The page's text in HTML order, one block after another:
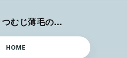
モテる髪型術！つむじ薄毛の隠し方
HOME